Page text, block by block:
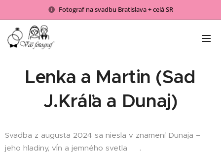
Fotograf na svadbu Bratislava + celá SR
Lenka a Martin (Sad
J.Kráľa a Dunaj)
Svadba z augusta 2024 sa niesla v znamení Dunaja –
jeho hladiny, vĺn a jemného svetla 🌊.